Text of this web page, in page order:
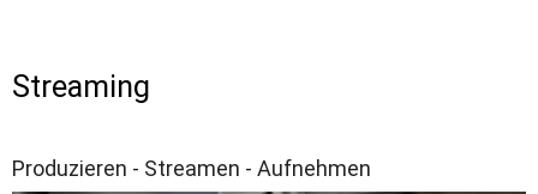
Streaming
​​Produzieren - Streamen - Aufnehmen